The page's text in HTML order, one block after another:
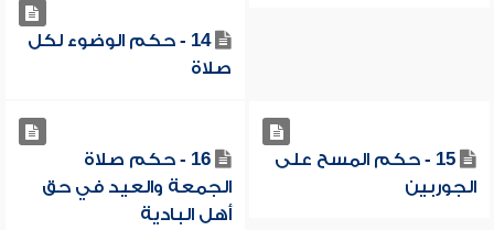
14 - حكم الوضوء لكل
صلاة
15 - حكم المسح على
الجوربين
16 - حكم صلاة
الجمعة والعيد في حق
أهل البادية